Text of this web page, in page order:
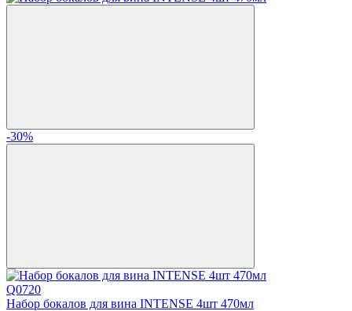
-30%
Q0720
Набор бокалов для вина INTENSE 4шт 470мл